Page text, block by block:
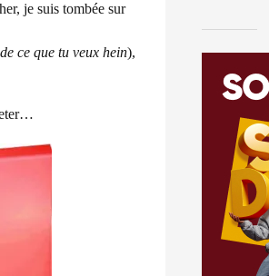
je suis tombée sur
ce que tu veux hein),